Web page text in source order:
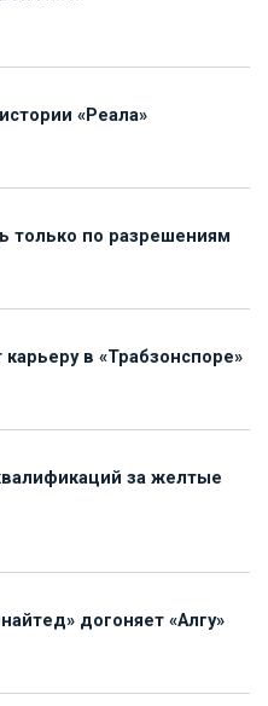
«Реала»
только по разрешениям
в «Трабзонспоре»
за желтые
догоняет «Алгу»